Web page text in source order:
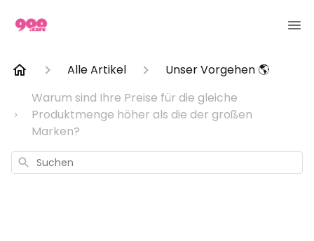
Alle Artikel
Unser Vorgehen 🌎
Warum sind Ihre Preise für die gleiche
Produktmenge höher als die der großen
Marken?
Suchen